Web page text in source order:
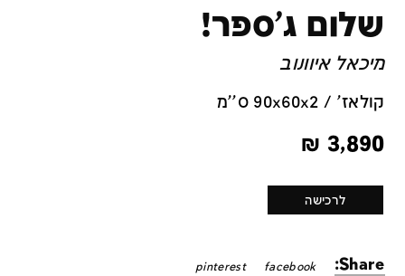
שלום ג'ספר!
מיכאל איוונוב
קולאז' / 90x60x2 ס''מ
3,890
₪
לרכישה
Share:
facebook
pinterest